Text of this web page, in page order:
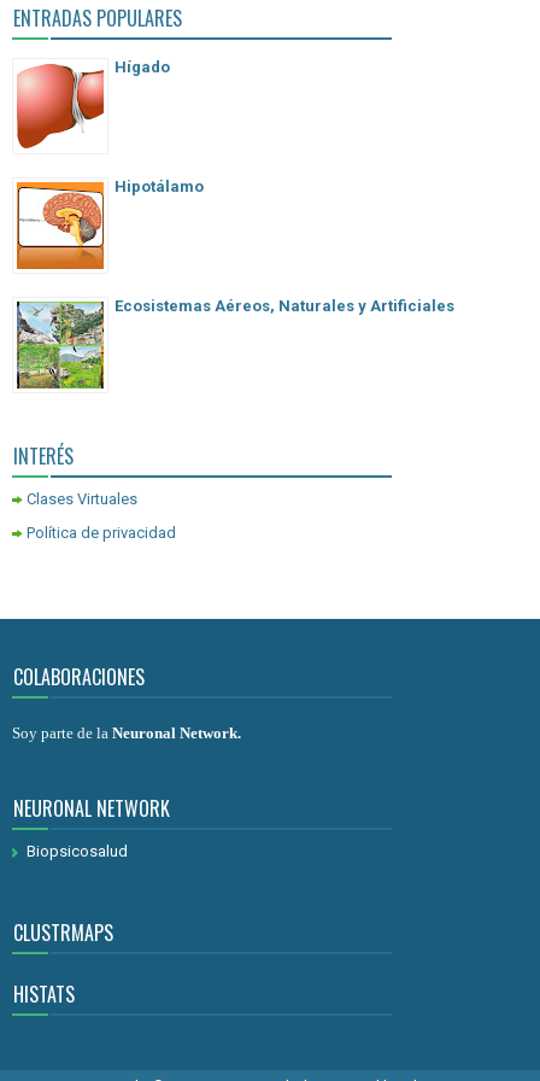
ENTRADAS POPULARES
Hígado
Hipotálamo
Ecosistemas Aéreos, Naturales y Artificiales
INTERÉS
Clases Virtuales
Política de privacidad
COLABORACIONES
Soy parte de la Neuronal Network.
NEURONAL NETWORK
Biopsicosalud
CLUSTRMAPS
HISTATS